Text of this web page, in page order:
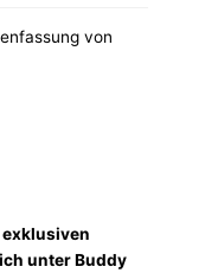
von
unter Buddy